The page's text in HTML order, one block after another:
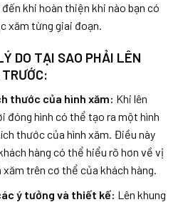
khi hoàn thiện khi nào bạn có
xăm từng giai đoạn.
DO TẠI SAO PHẢI LÊN
thước của hình xăm: Khi lên
đóng hình có thể tạo ra một hình
thước của hình xăm. Điều này
hàng có thể hiểu rõ hơn về vị
trên cơ thể của khách hàng.
ý tưởng và thiết kế: Lên khung